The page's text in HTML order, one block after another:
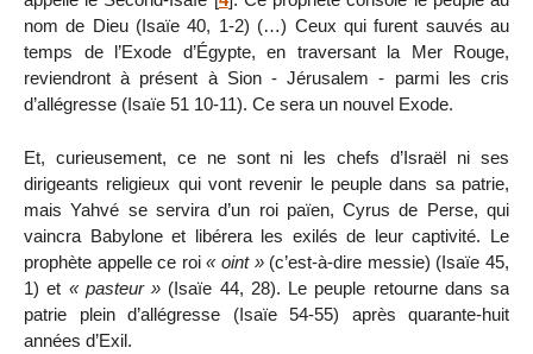
nom de Dieu (Isaïe 40, 1-2) (…) Ceux qui furent sauvés au
temps de l’Exode d’Égypte, en traversant la Mer Rouge,
reviendront à présent à Sion - Jérusalem - parmi les cris
d’allégresse (Isaïe 51 10-11). Ce sera un nouvel Exode.
Et, curieusement, ce ne sont ni les chefs d’Israël ni ses
dirigeants religieux qui vont revenir le peuple dans sa patrie,
mais Yahvé se servira d’un roi païen, Cyrus de Perse, qui
vaincra Babylone et libérera les exilés de leur captivité. Le
prophète appelle ce roi« oint »(c’est-à-dire messie) (Isaïe 45,
1) et « pasteur » (Isaïe 44, 28). Le peuple retourne dans sa
patrie plein d’allégresse (Isaïe 54-55) après quarante-huit
années d’Exil.